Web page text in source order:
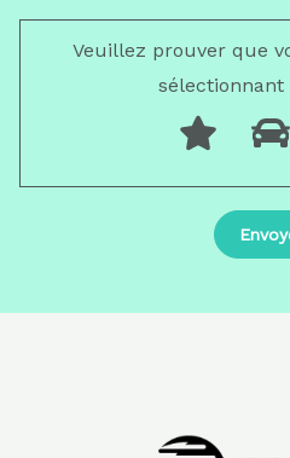
Veuillez prouver que
sélectionnant